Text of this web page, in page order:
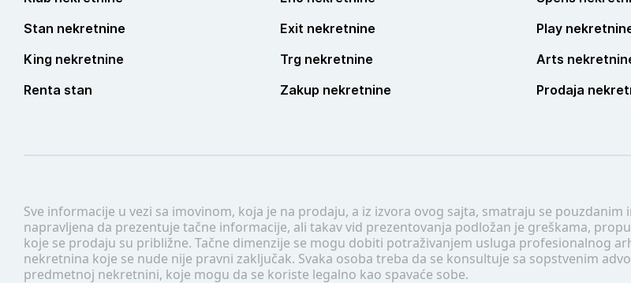
Sve informacije u vezi sa imovinom, koja je na prodaju, a iz izvora ovog sajta, smatraju se
napravljena da prezentuje tačne informacije, ali takav vid prezentovanja podložan je greškama,
koje se prodaju su približne. Tačne dimenzije se mogu dobiti potraživanjem usluga profesionalnog
nekretnina koje se nude nije pravni zaključak. Svaka osoba treba da se konsultuje sa sopstvenim
predmetnoj nekretnini, koje mogu da se koriste legalno kao spavaće sobe.
Stan nekretnine
Exit nekretnine Play
King nekretnine
Trg nekretnine Arts
Renta stan
Zakup nekretnine Prodaja